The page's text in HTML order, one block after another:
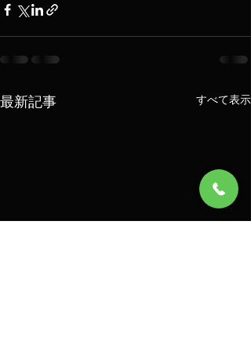
最新記事 すべて表示